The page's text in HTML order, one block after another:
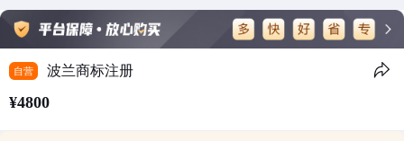
自营 波兰商标注册
¥4800